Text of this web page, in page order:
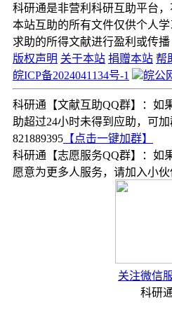
科研通是非营利科研互助平台
本站互助的所有文件仅供个人
求助的所得文献进行盈利或传播
版权声明 关于本站 捐赠本站 帮
皖ICP备2024041134号-1
皖公
科研通【文献互助QQ群】：如
助超过24小时未得到应助，可加
821889395 【点击一键加群】
科研通【志愿服务QQ群】：如
愿意为更多人服务，请加入小伙
关注微信
科研